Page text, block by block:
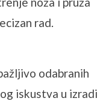
rad.
odabranih
iskustva u izradi